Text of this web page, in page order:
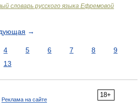
словарь русского языка Ефремовой
→
4 5 6 7 8
9
13
18+
Реклама на сайте